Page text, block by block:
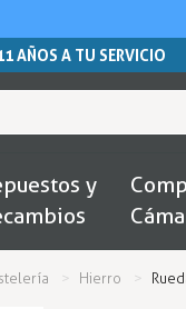
AÑOS A TU SERVICIO
y
Hierro